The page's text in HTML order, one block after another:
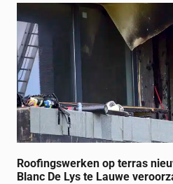
Roofingswerken op terras
Blanc De Lys te Lauwe